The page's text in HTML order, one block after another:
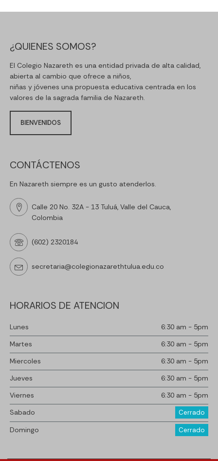
¿QUIENES SOMOS?
El Colegio Nazareth es una entidad privada de alta calidad,
abierta al cambio que ofrece a niños,
niñas y jóvenes una propuesta educativa centrada en los
valores de la sagrada familia de Nazareth.
BIENVENIDOS
CONTÁCTENOS
En Nazareth siempre es un gusto atenderlos.
Calle 20 No. 32A - 13 Tuluá, Valle del Cauca,
Colombia
(602) 2320184
secretaria@colegionazarethtulua.edu.co
HORARIOS DE ATENCION
Lunes
6:30 am - 5pm
Martes
6:30 am - 5pm
Miercoles
6:30 am - 5pm
Jueves
6:30 am - 5pm
Viernes
6:30 am - 5pm
Sabado
Cerrado
Domingo Cerrado